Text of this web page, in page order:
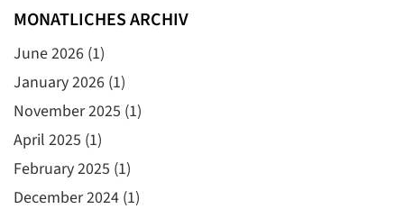
MONATLICHES ARCHIV
June 2026 (1)
January 2026 (1)
November 2025 (1)
April 2025 (1)
February 2025 (1)
December 2024 (1)